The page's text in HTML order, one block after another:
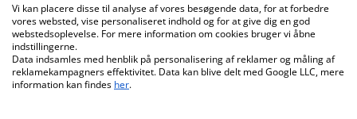
Vi kan placere disse til analyse af vores besøgende data, for at forbedre
vores websted, vise personaliseret indhold og for at give dig en god
webstedsoplevelse. For mere information om cookies bruger vi åbne
indstillingerne.
Data indsamles med henblik på personalisering af reklamer og måling af
reklamekampagners effektivitet. Data kan blive delt med Google LLC, mere
information kan findes her.